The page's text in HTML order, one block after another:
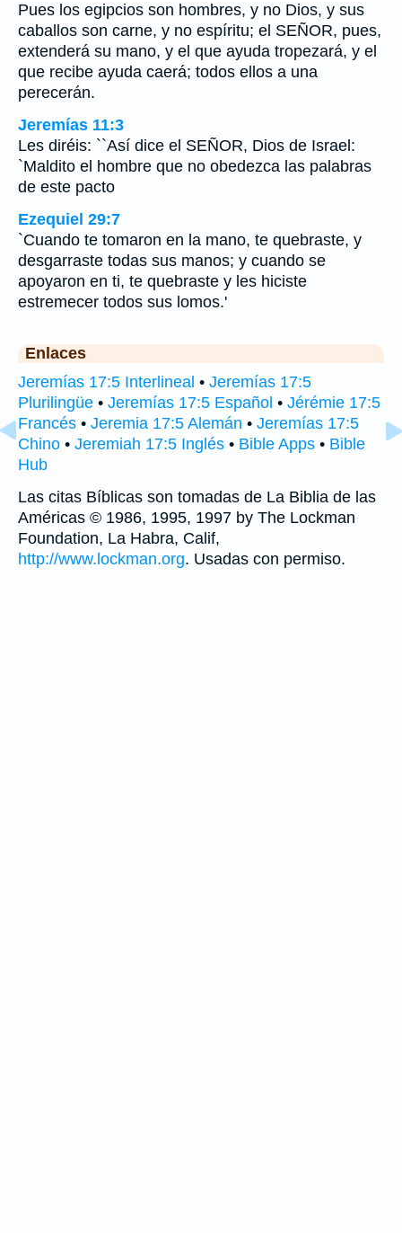
Pues los egipcios son hombres, y no Dios, y sus
caballos son carne, y no espíritu; el SEÑOR, pues,
extenderá su mano, y el que ayuda tropezará, y el
que recibe ayuda caerá; todos ellos a una
perecerán.
Jeremías 11:3
Les diréis: ``Así dice el SEÑOR, Dios de Israel:
`Maldito el hombre que no obedezca las palabras
de este pacto
Ezequiel 29:7
`Cuando te tomaron en la mano, te quebraste, y
desgarraste todas sus manos; y cuando se
apoyaron en ti, te quebraste y les hiciste
estremecer todos sus lomos.'
Enlaces
Jeremías 17:5 Interlineal • Jeremías 17:5
Plurilingüe • Jeremías 17:5 Español • Jérémie 17:5
Francés • Jeremia 17:5 Alemán • Jeremías 17:5
Chino • Jeremiah 17:5 Inglés • Bible Apps • Bible
Hub
Las citas Bíblicas son tomadas de La Biblia de las
Américas © 1986, 1995, 1997 by The Lockman
Foundation, La Habra, Calif,
http://www.lockman.org. Usadas con permiso.